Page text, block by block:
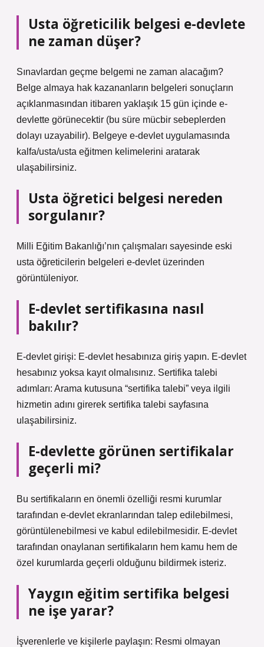
Usta öğreticilik belgesi e-devlete
ne zaman düşer?
Sınavlardan geçme belgemi ne zaman alacağım?
Belge almaya hak kazananların belgeleri sonuçların
açıklanmasından itibaren yaklaşık 15 gün içinde e-
devlette görünecektir (bu süre mücbir sebeplerden
dolayı uzayabilir). Belgeye e-devlet uygulamasında
kalfa/usta/usta eğitmen kelimelerini aratarak
ulaşabilirsiniz.
Usta öğretici belgesi nereden
sorgulanır?
Milli Eğitim Bakanlığı’nın çalışmaları sayesinde eski
usta öğreticilerin belgeleri e-devlet üzerinden
görüntüleniyor.
E-devlet sertifikasına nasıl
bakılır?
E-devlet girişi: E-devlet hesabınıza giriş yapın. E-devlet
hesabınız yoksa kayıt olmalısınız. Sertifika talebi
adımları: Arama kutusuna “sertifika talebi” veya ilgili
hizmetin adını girerek sertifika talebi sayfasına
ulaşabilirsiniz.
E-devlette görünen sertifikalar
geçerli mi?
Bu sertifikaların en önemli özelliği resmi kurumlar
tarafından e-devlet ekranlarından talep edilebilmesi,
görüntülenebilmesi ve kabul edilebilmesidir. E-devlet
tarafından onaylanan sertifikaların hem kamu hem de
özel kurumlarda geçerli olduğunu bildirmek isteriz.
Yaygın eğitim sertifika belgesi
ne işe yarar?
İşverenlerle ve kişilerle paylaşın: Resmi olmayan